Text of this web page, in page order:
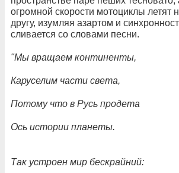
огромной скорости мотоциклы летят
другу, изумляя азартом и
сливается со словами песни.
"Мы вращаем континенты,
Каруселим части света,
Потому что в Русь продета
Ось истории планеты.
Так устроен мир бескрайний: